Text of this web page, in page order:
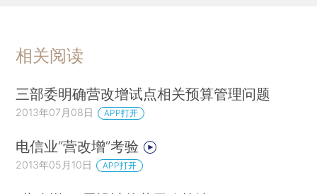
相关阅读
三部委明确营改增试点相关预算管理问题
2013年07月08日 APP打开
电信业“营改增”考验
2013年05月10日 APP打开